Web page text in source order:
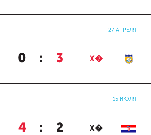
27 АПРЕЛЯ
0 : 3 Х�
15 ИЮЛЯ
4 : 2 Х�